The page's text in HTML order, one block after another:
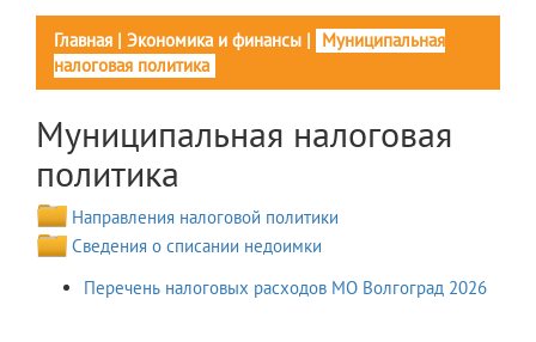
Главная | Экономика и финансы | Муниципальная
налоговая политика
Муниципальная налоговая
политика
Направления налоговой политики
Сведения о списании недоимки
Перечень налоговых расходов МО Волгоград 2026